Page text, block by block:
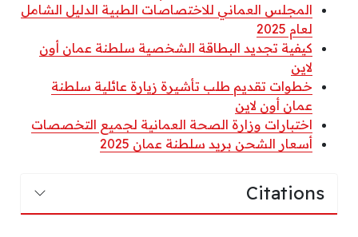
المجلس العماني للاختصاصات الطبية الدليل الشامل
لعام 2025
كيفية تجديد البطاقة الشخصية سلطنة عمان أون
لاين
خطوات تقديم طلب تأشيرة زيارة عائلية سلطنة
عمان أون لاين
اختبارات وزارة الصحة العمانية لجميع التخصصات
أسعار الشحن بريد سلطنة عمان 2025
Citations